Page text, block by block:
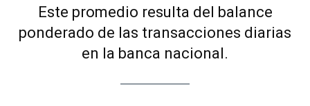
Este promedio resulta del balance
ponderado de las transacciones diarias
en la banca nacional.